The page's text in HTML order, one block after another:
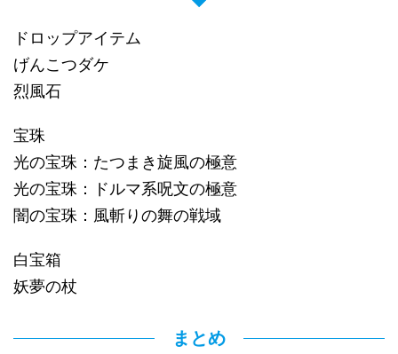
ドロップアイテム
げんこつダケ
烈風石
宝珠
光の宝珠：たつまき旋風の極意
光の宝珠：ドルマ系呪文の極意
闇の宝珠：風斬りの舞の戦域
白宝箱
妖夢の杖
まとめ